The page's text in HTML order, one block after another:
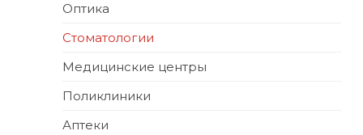
Оптика
Стоматологии
Медицинские центры
Поликлиники
Аптеки